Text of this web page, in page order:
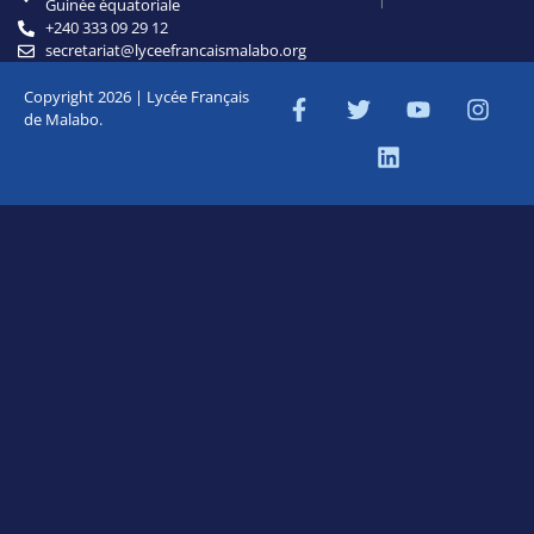
Guinée équatoriale
+240 333 09 29 12
secretariat@lyceefrancaismalabo.org
Copyright 2026 | Lycée Français
de Malabo.